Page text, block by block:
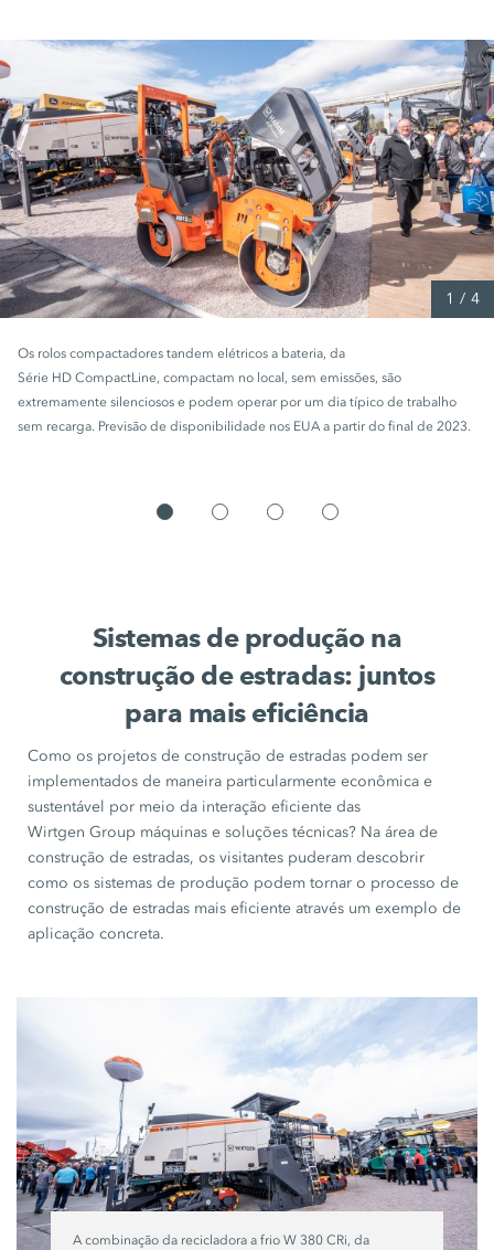
Os rolos compactadores tandem elétricos a bateria, da
Série HD CompactLine, compactam no local, sem emissões, são
extremamente silenciosos e podem operar por um dia típico de trabalho
sem recarga. Previsão de disponibilidade nos EUA a partir do final de 2023.
1 / 4
Sistemas de produção na
construção de estradas: juntos
para mais eficiência
Como os projetos de construção de estradas podem ser
implementados de maneira particularmente econômica e
sustentável por meio da interação eficiente das
Wirtgen Group máquinas e soluções técnicas? Na área de
construção de estradas, os visitantes puderam descobrir
como os sistemas de produção podem tornar o processo de
construção de estradas mais eficiente através um exemplo de
aplicação concreta.
A combinação da recicladora a frio W 380 CRi, da